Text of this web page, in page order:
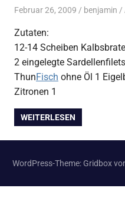
Februar 26, 2009 benjamin
Zutaten:
12-14 Scheiben
2 eingelegte
ThunFisch ohne Öl 1
Zitronen 1
WEITERLESEN
WordPress-Theme: Gridbox